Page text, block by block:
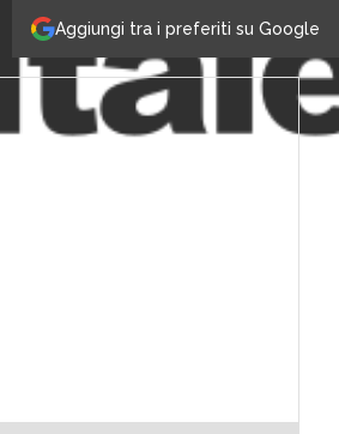
Aggiungi tra i preferiti su Google